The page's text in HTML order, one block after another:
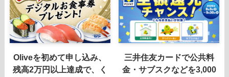
Oliveを初めて申し込み、
残高2万円以上達成で、く
三井住友カードで公共料
金・サブスクなどを3,000